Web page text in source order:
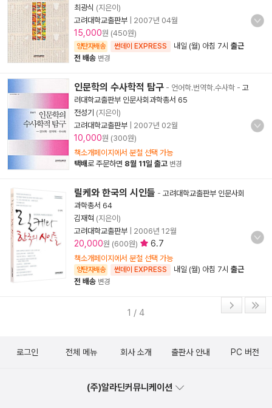
최광식 (지은이)
고려대학교출판부
2007년 04월
15,000원 (450원)
양탄자배송 썬데이 EXPRESS 내일 (월) 아침 7시 출근
전 배송 변경
인문학의 수사학적 탐구 - 언어학.번역학.수사학 - 고
려대학교출판부 인문사회과학총서 65
전성기 (지은이)
고려대학교출판부
2007년 02월
10,000원 (300원)
책소개페이지에서 분철 선택 가능
택배로 주문하면 8월 11일 출고 변경
릴케와 한국의 시인들 - 고려대학교출판부 인문사회
과학총서 64
김재혁 (지은이)
고려대학교출판부
2006년 12월
20,000원 (600원) 6.7
책소개페이지에서 분철 선택 가능
양탄자배송 썬데이 EXPRESS 내일 (월) 아침 7시 출근
전 배송 변경
1 / 4
로그인 전체 메뉴 회사 소개 출판사 안내 PC 버전
(주)알라딘커뮤니케이션